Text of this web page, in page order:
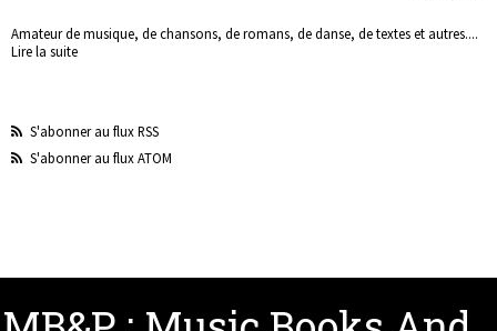
Amateur de musique, de chansons, de romans, de danse, de textes et autres....
Lire la suite
S'abonner au flux RSS
S'abonner au flux ATOM